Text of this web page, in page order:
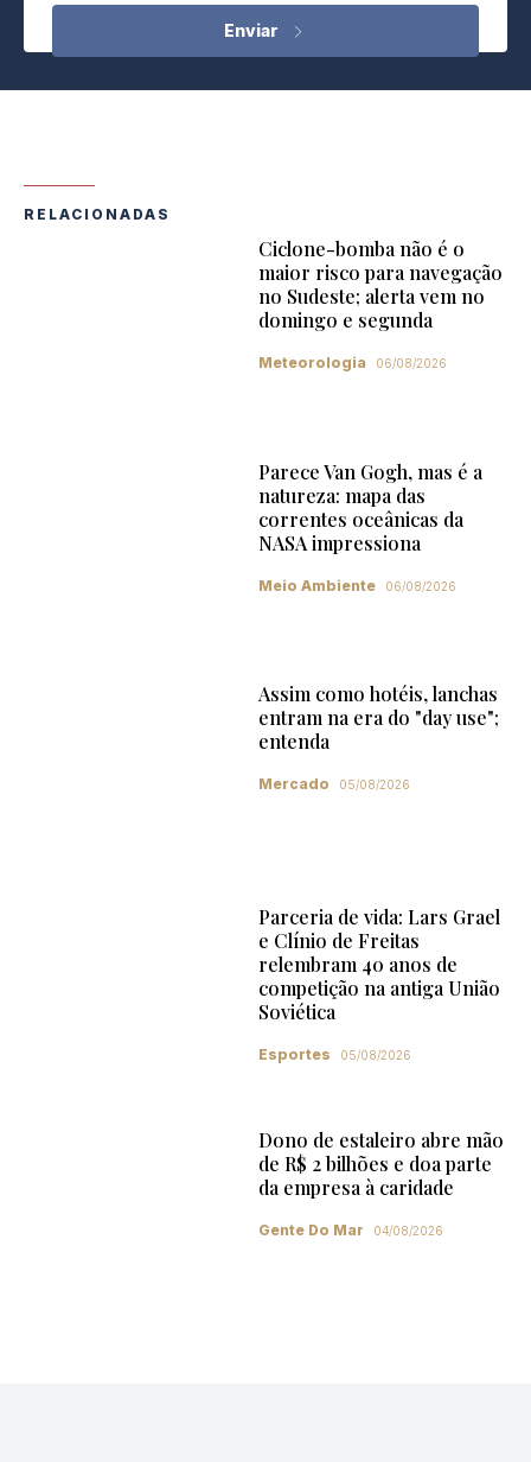
RELACIONADAS
Ciclone-bomba não é o
maior risco para navegação
no Sudeste; alerta vem no
domingo e segunda
Meteorologia 06/08/2026
Parece Van Gogh, mas é a
natureza: mapa das
correntes oceânicas da
NASA impressiona
Meio Ambiente 06/08/2026
Assim como hotéis, lanchas
entram na era do "day use";
entenda
Mercado 05/08/2026
Parceria de vida: Lars Grael
e Clínio de Freitas
relembram 40 anos de
competição na antiga União
Soviética
Esportes 05/08/2026
Dono de estaleiro abre mão
de R$ 2 bilhões e doa parte
da empresa à caridade
Gente Do Mar 04/08/2026